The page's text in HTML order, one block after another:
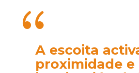
{
A escoita
proximidade e